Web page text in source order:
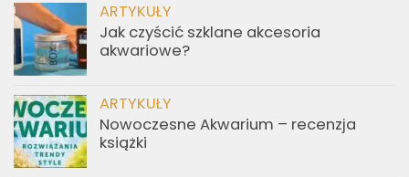
ARTYKUŁY
Jak czyścić szklane akcesoria
akwariowe?
ARTYKUŁY
Nowoczesne Akwarium – recenzja
książki